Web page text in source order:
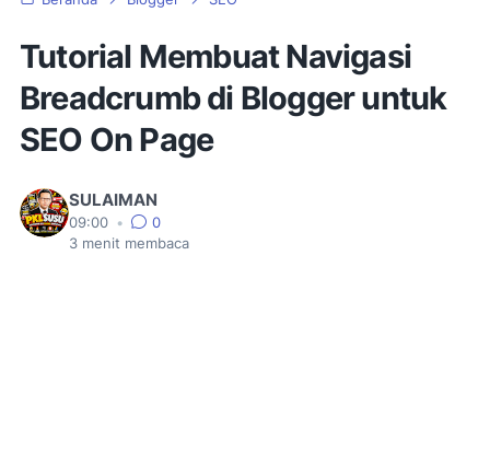
Tutorial Membuat Navigasi
Breadcrumb di Blogger untuk
SEO On Page
SULAIMAN
09:00 •
0
3 menit membaca